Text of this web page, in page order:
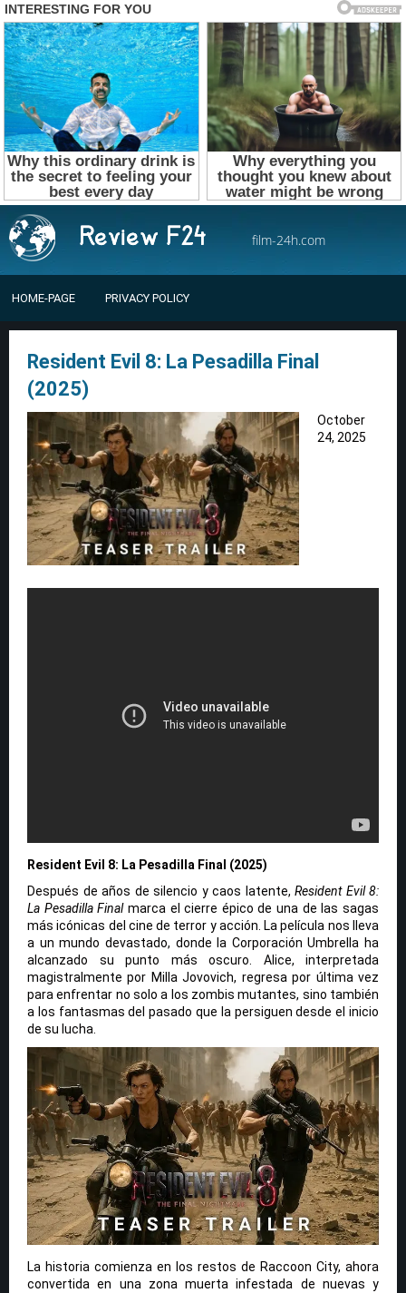
film-24h.com
HOME-PAGE PRIVACY POLICY
Resident Evil 8: La Pesadilla Final
(2025)
October
24, 2025
Resident Evil 8: La Pesadilla Final (2025)
Después de años de silencio y caos latente, Resident Evil 8:
La Pesadilla Finalmarca el cierre épico de una de las sagas
más icónicas del cine de terror y acción. La película nos lleva
a un mundo devastado, donde la Corporación Umbrella ha
alcanzado su punto más oscuro. Alice, interpretada
magistralmente por Milla Jovovich, regresa por última vez
para enfrentar no solo a los zombis mutantes, sino también
a los fantasmas del pasado que la persiguen desde el inicio
de su lucha.
La historia comienza en los restos de Raccoon City, ahora
convertida en una zona muerta infestada de nuevas y